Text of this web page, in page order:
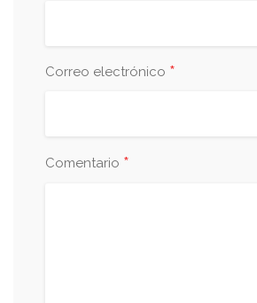
Correo electrónico *
Comentario *